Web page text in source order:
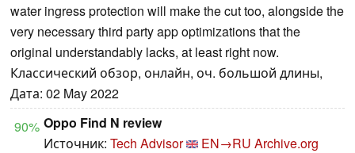
water ingress protection will make the cut too, alongside the
very necessary third party app optimizations that the
original understandably lacks, at least right now.
Классический обзор, онлайн, оч. большой длины,
Дата: 02 May 2022
90% Oppo Find N review
Источник: Tech Advisor EN→RU Archive.org